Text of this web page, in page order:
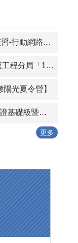
路降速演練事宜
經管省道私有既成道路土地」第2次招標公告
陽光夏令營】
次認證報名事宜】
更多